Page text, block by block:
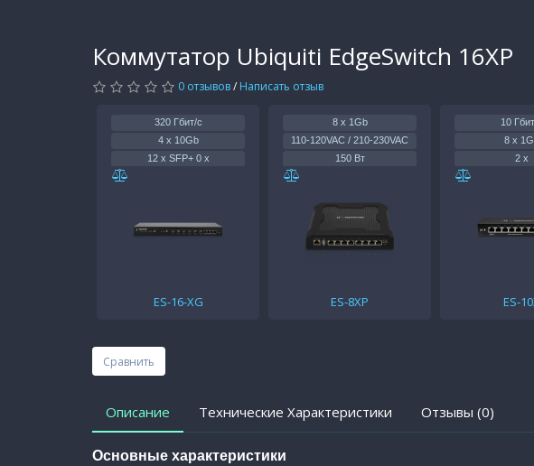
Коммутатор Ubiquiti EdgeSwitch 16XP
0 отзывов/ Написать отзыв
320 Гбит/с
4 x 10Gb
12 x SFP+ 0 x
ES-16-XG
8 x 1Gb
110-120VAC / 210-230VAC
150 Вт
ES-8XP
10
8 x
2 x
ES-
Сравнить
Описание Технические Характеристики Отзывы (0)
Основные характеристики